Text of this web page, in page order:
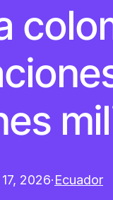
2026·Ecuador